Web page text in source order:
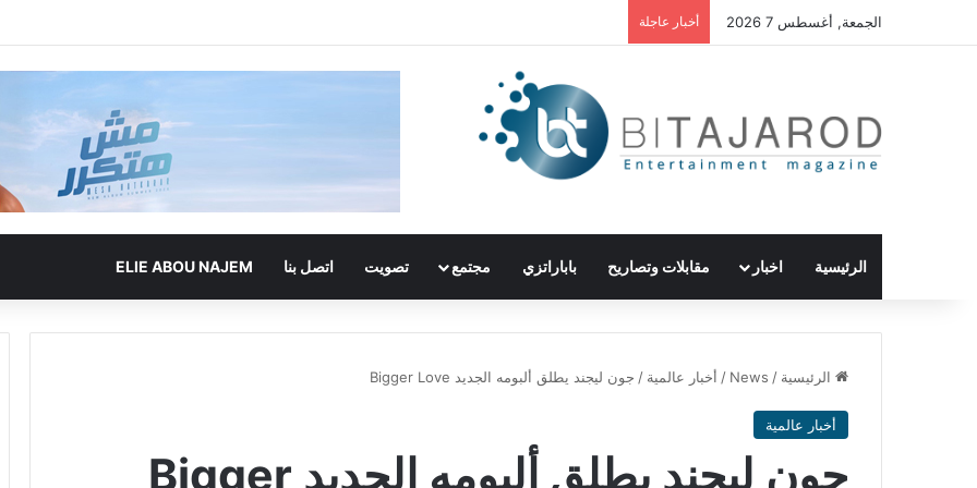
الجمعة, أغسطس 7 2026 أخبار عاجلة
الرئيسية اخبار مقابلات وتصاريح باباراتزي مجتمع تصويت اتصل بنا ELIE ABOU NAJEM
الرئيسية /
News
/ أخبار عالمية / جون ليجند يطلق ألبومه الجديد Bigger Love
أخبار عالمية
جون ليجند يطلق ألبومه الجديد Bigger